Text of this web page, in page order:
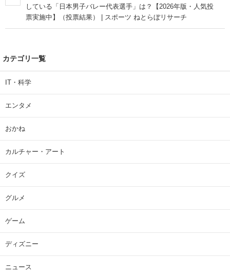
している「日本男子バレー代表選手」は？【2026年版・人気投
票実施中】（投票結果） | スポーツ ねとらぼリサーチ
カテゴリ一覧
IT・科学
エンタメ
おかね
カルチャー・アート
クイズ
グルメ
ゲーム
ディズニー
ニュース